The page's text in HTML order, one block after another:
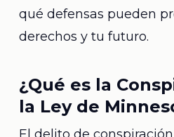
qué defensas pueden
derechos y tu futuro.
¿Qué es la
la Ley de